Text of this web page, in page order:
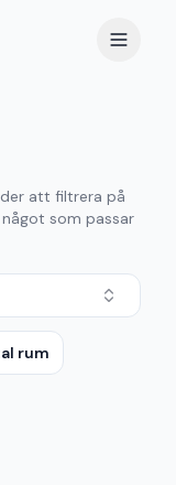
att filtrera på
som passar
rum